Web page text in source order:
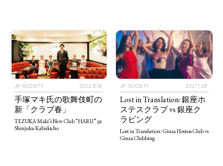
TAGS RANKING
JP-SOCIETY 2022.8.18
手塚マキ氏の歌舞伎町の
新「クラブ春」
TEZUKA Maki’s New Club “HARU” @
Shinjuku Kabukicho
JP-SOCIETY 2021.1.28
Lost in Translation: 銀座ホ
ステスクラブ vs 銀座ク
ラビング
Lost in Translation: Ginza Hostess Club vs
Ginza Clubbing